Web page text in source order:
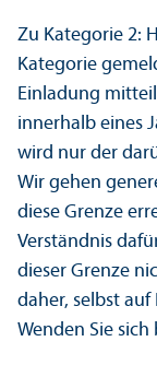
Zu Kategorie 2:
Kategorie
Einladung
innerhalb eines
wird nur der
Wir gehen
diese Grenze
Verständnis
dieser Grenze
daher, selbst
Wenden Sie sich